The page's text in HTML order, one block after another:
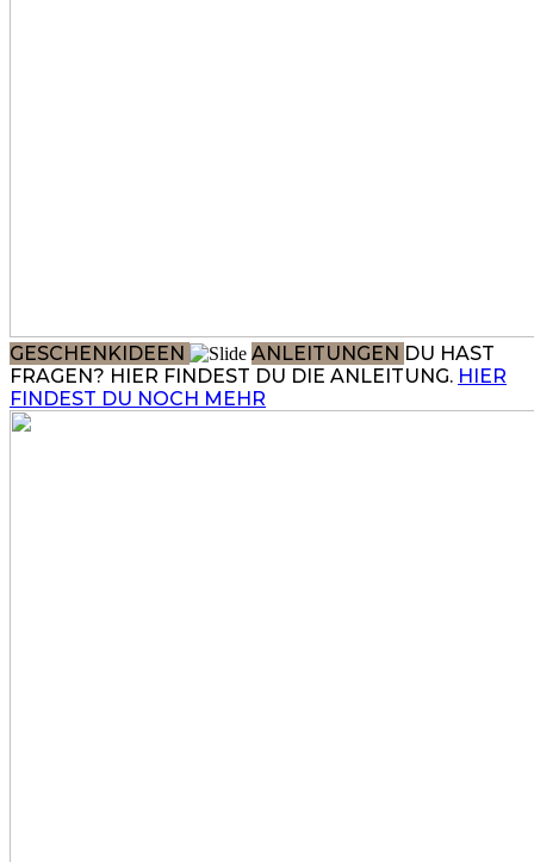
GESCHENKIDEEN ANLEITUNGEN DU HAST
FRAGEN? HIER FINDEST DU DIE ANLEITUNG. HIER
FINDEST DU NOCH MEHR